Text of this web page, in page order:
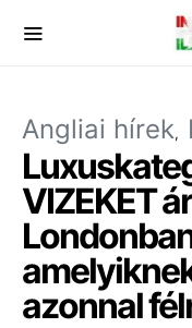
Angliai hírek
VIZEKET
azonnal